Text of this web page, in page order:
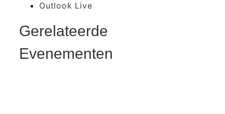
Outlook Live
Gerelateerde
Evenementen